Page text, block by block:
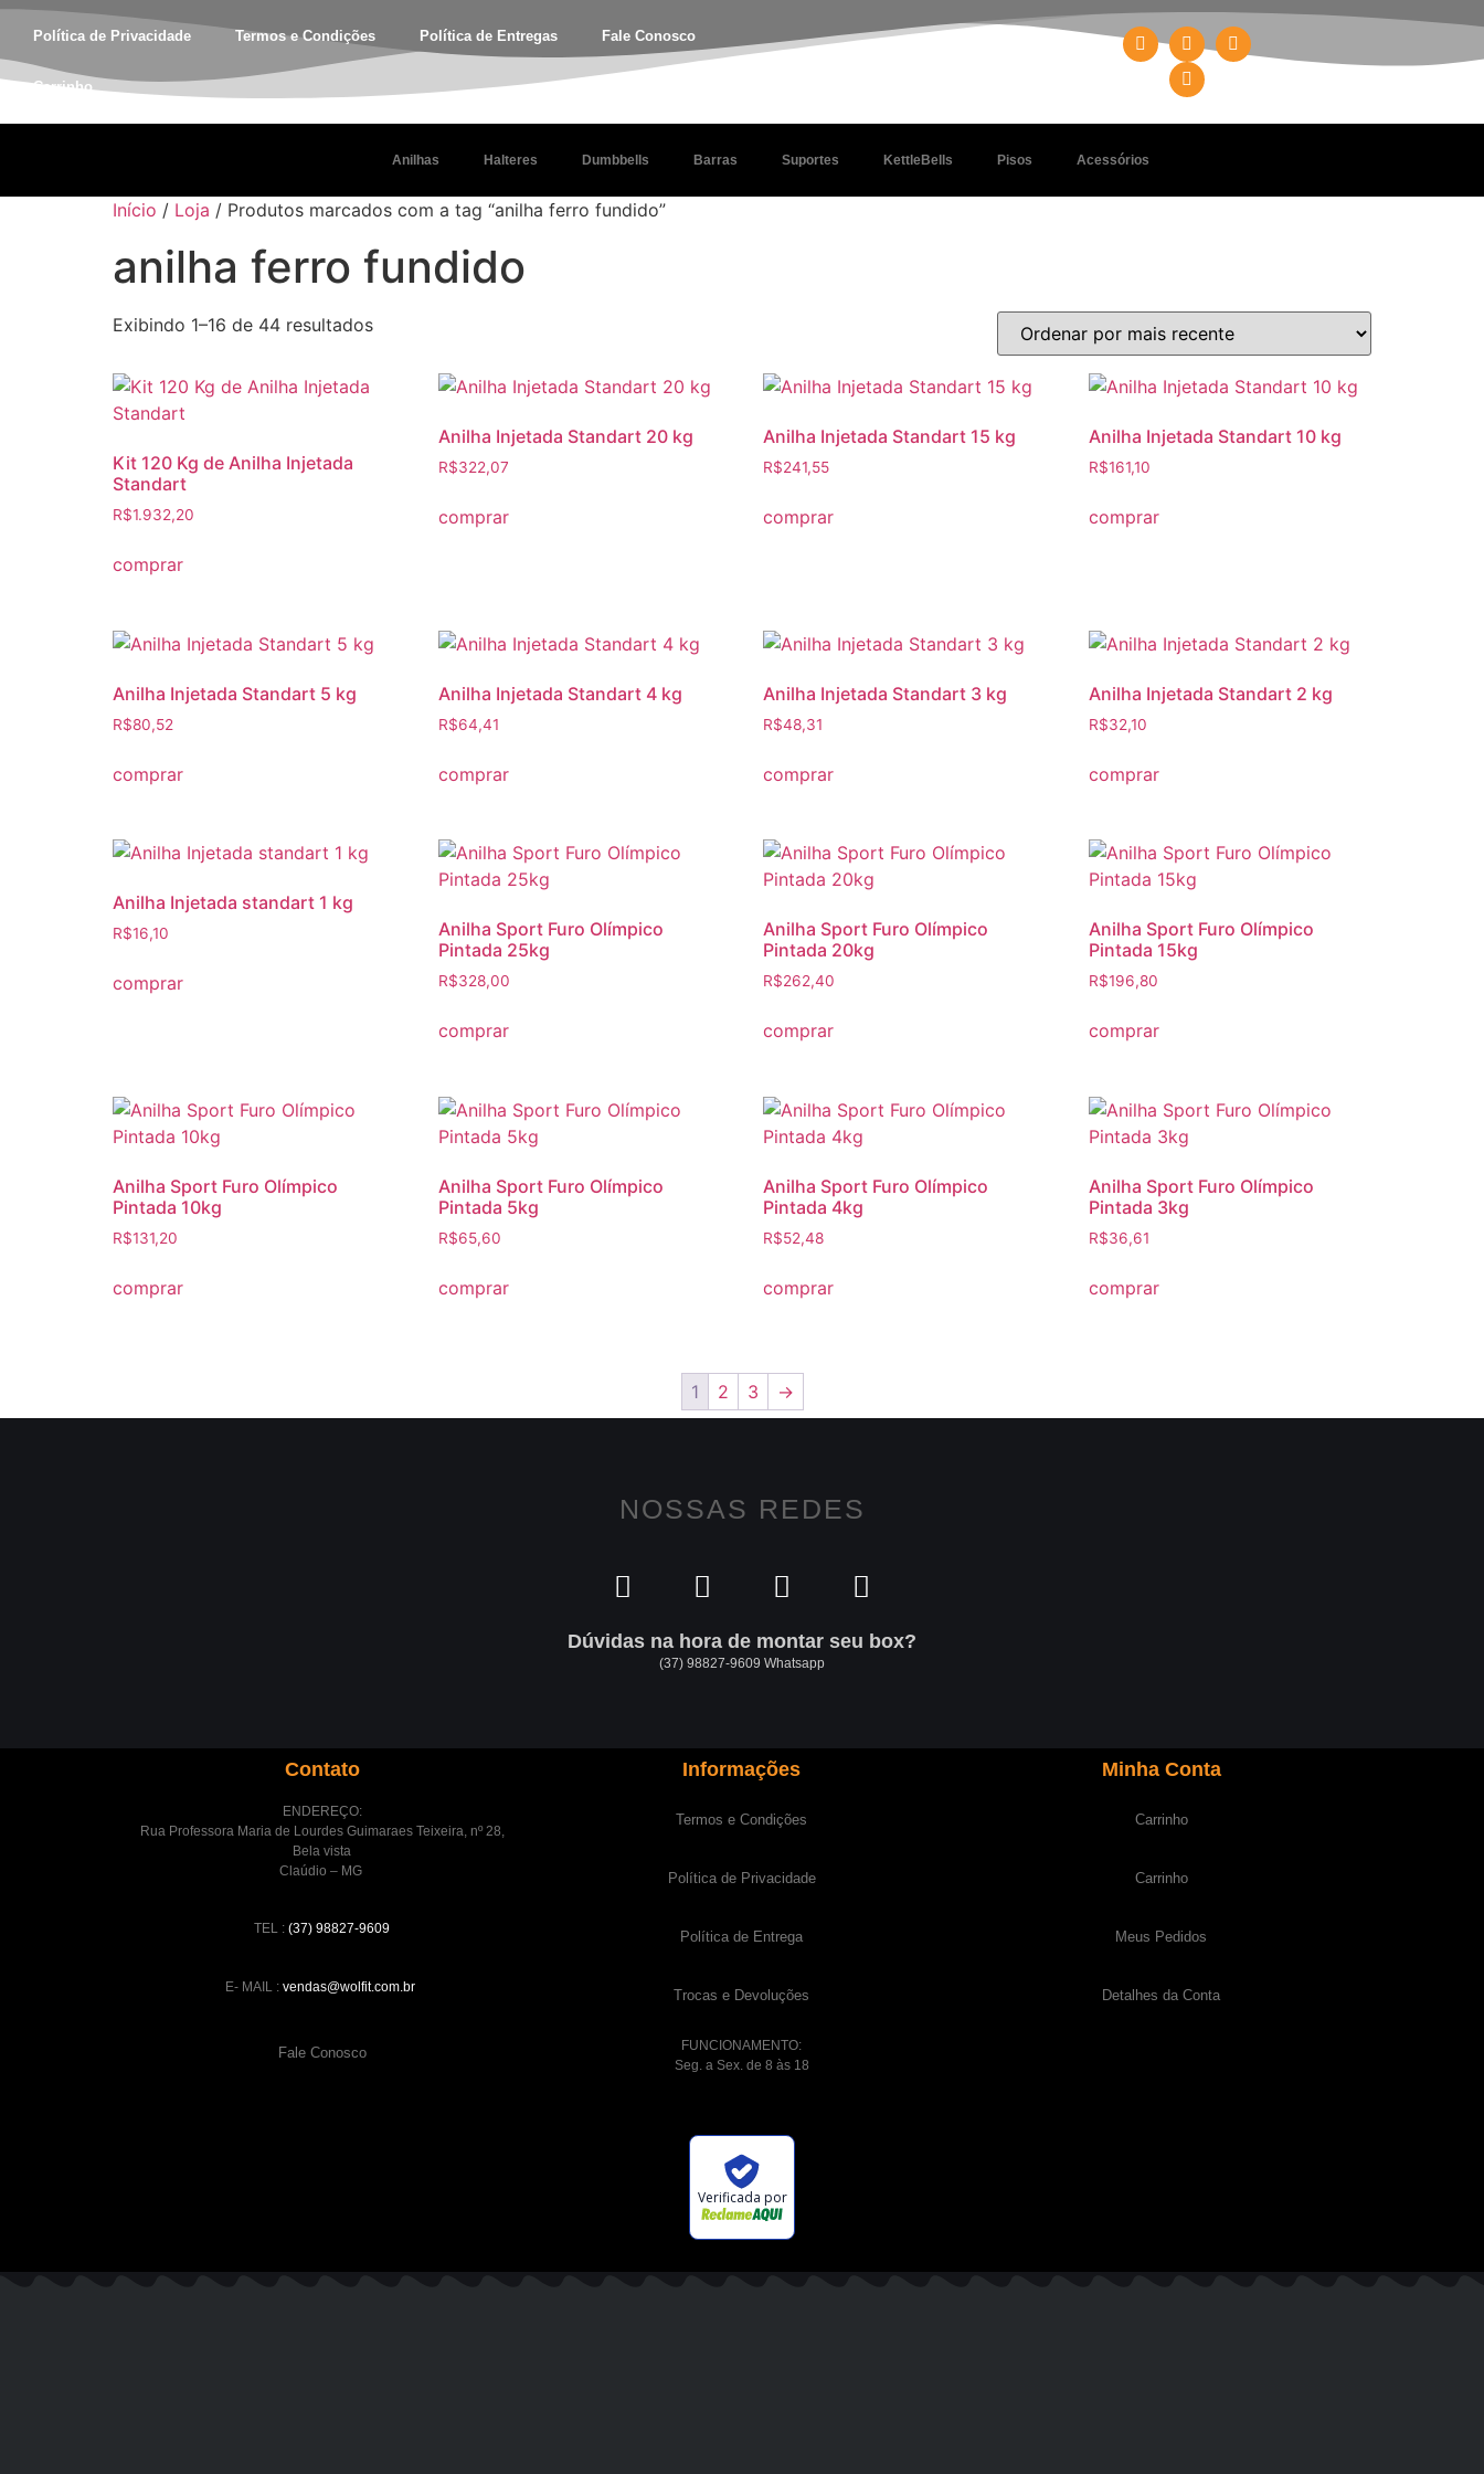
Política de Privacidade Termos e Condições Política de Entregas Fale Conosco
Carrinho
Anilhas Halteres Dumbbells Barras Suportes KettleBells Pisos Acessórios
Início / Loja / Produtos marcados com a tag “anilha ferro fundido”
anilha ferro fundido
Exibindo 1–16 de 44 resultados
Kit 120 Kg de Anilha Injetada
Standart
R$1.932,20
comprar
Anilha Injetada Standart 20 kg
R$322,07
comprar
Anilha Injetada Standart 15 kg
R$241,55
comprar
Anilha Injetada Standart 10 kg
R$161,10
comprar
Anilha Injetada Standart 5 kg
R$80,52
comprar
Anilha Injetada Standart 4 kg
R$64,41
comprar
Anilha Injetada Standart 3 kg
R$48,31
comprar
Anilha Injetada Standart 2 kg
R$32,10
comprar
Anilha Injetada standart 1 kg
R$16,10
comprar
Anilha Sport Furo Olímpico
Pintada 25kg
R$328,00
comprar
Anilha Sport Furo Olímpico
Pintada 20kg
R$262,40
comprar
Anilha Sport Furo Olímpico
Pintada 15kg
R$196,80
comprar
Anilha Sport Furo Olímpico
Pintada 10kg
R$131,20
comprar
Anilha Sport Furo Olímpico
Pintada 5kg
R$65,60
comprar
Anilha Sport Furo Olímpico
Pintada 4kg
R$52,48
comprar
Anilha Sport Furo Olímpico
Pintada 3kg
R$36,61
comprar
1 2 3 →
NOSSAS REDES
Dúvidas na hora de montar seu box?
(37) 98827-9609 Whatsapp
Contato
ENDEREÇO:
Rua Professora Maria de Lourdes Guimaraes Teixeira, nº 28,
Bela vista
Claúdio – MG
TEL :(37) 98827-9609
E- MAIL : vendas@wolfit.com.br
Fale Conosco
Informações
Termos e Condições
Política de Privacidade
Política de Entrega
Trocas e Devoluções
FUNCIONAMENTO:
Seg. a Sex. de 8 às 18
Minha Conta
Carrinho
Carrinho
Meus Pedidos
Detalhes da Conta
Verificada por